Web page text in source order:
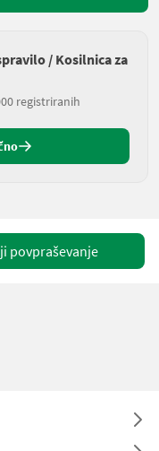
/ Kosilnica za
registriranih
povpraševanje